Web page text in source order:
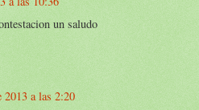
un saludo
2013 a las 2:20